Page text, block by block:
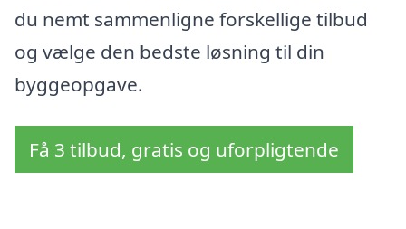
du nemt sammenligne forskellige tilbud
og vælge den bedste løsning til din
byggeopgave.
Få 3 tilbud, gratis og uforpligtende